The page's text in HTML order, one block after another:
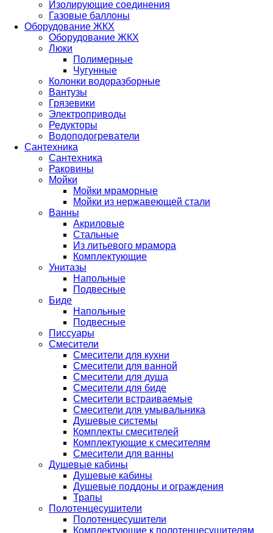
Изолирующие соединения
Газовые баллоны
Оборудование ЖКХ
Оборудование ЖКХ
Люки
Полимерные
Чугунные
Колонки водоразборные
Вантузы
Грязевики
Электроприводы
Редукторы
Водоподогреватели
Сантехника
Сантехника
Раковины
Мойки
Мойки мраморные
Мойки из нержавеющей стали
Ванны
Акриловые
Стальные
Из литьевого мрамора
Комплектующие
Унитазы
Напольные
Подвесные
Биде
Напольные
Подвесные
Писсуары
Смесители
Смесители для кухни
Смесители для ванной
Смесители для душа
Смесители для биде
Смесители встраиваемые
Смесители для умывальника
Душевые системы
Комплекты смесителей
Комплектующие к смесителям
Смесители для ванны
Душевые кабины
Душевые кабины
Душевые поддоны и ограждения
Трапы
Полотенцесушители
Полотенцесушители
Комплектующие к полотенцесушителям